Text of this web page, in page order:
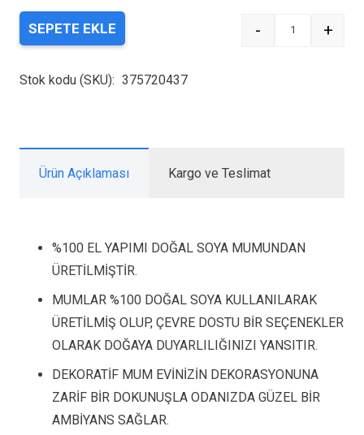
- +
SEPETE EKLE
Stok kodu (SKU): 375720437
Ürün Açıklaması Kargo ve Teslimat
%100 EL YAPIMI DOĞAL SOYA MUMUNDAN
ÜRETİLMİŞTİR.
MUMLAR %100 DOĞAL SOYA KULLANILARAK
ÜRETİLMİŞ OLUP, ÇEVRE DOSTU BİR SEÇENEKLER
OLARAK DOĞAYA DUYARLILIĞINIZI YANSITIR.
DEKORATİF MUM EVİNİZİN DEKORASYONUNA
ZARİF BİR DOKUNUŞLA ODANIZDA GÜZEL BİR
AMBİYANS SAĞLAR.